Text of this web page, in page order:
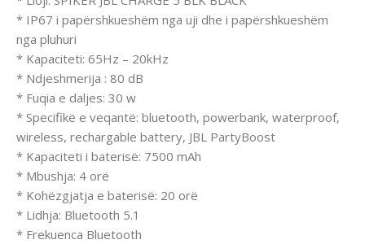
* IP67 i papërshkueshëm nga uji dhe i papërshkueshëm
nga pluhuri
* Kapaciteti: 65Hz – 20kHz
* Ndjeshmerija : 80 dB
* Fuqia e daljes: 30 w
* Specifikë e veqantë: bluetooth, powerbank, waterproof,
wireless, rechargable battery, JBL PartyBoost
* Kapaciteti i baterisë: 7500 mAh
* Mbushja: 4 orë
* Kohëzgjatja e baterisë: 20 orë
* Lidhja: Bluetooth 5.1
* Frekuenca Bluetooth